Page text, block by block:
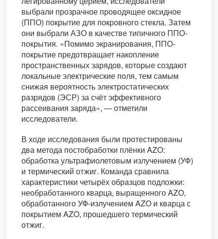
выбрали прозрачное проводящее оксидное
(ППО) покрытие для покровного стекла. Затем
они выбрали АЗО в качестве типичного ППО-
покрытия. «Помимо экранирования, ППО-
покрытие предотвращает накопление
пространственных зарядов, которые создают
локальные электрические поля, тем самым
снижая вероятность электростатических
разрядов (ЭСР) за счёт эффективного
рассеивания заряда», — отметили
исследователи.
В ходе исследования были протестированы
два метода постобработки плёнки AZO:
обработка ультрафиолетовым излучением (УФ)
и термический отжиг. Команда сравнила
характеристики четырёх образцов подложки:
необработанного кварца, выращенного AZO,
обработанного УФ-излучением AZO и кварца с
покрытием AZO, прошедшего термический
отжиг.